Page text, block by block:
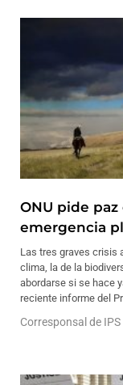
ONU pide
emergencia
Las tres graves crisis
clima, la de la
abordarse si se hace
reciente informe del
Corresponsal de IPS